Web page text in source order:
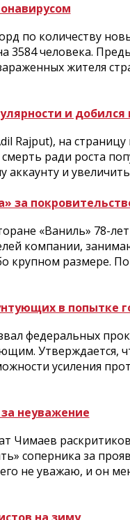
по количеству
3584 человека.
жителя
и добился
Rajput), на
ради роста
и
за
«Ваниль» 78-
компании,
размере.
в попытке
федеральных
Утверждается,
усиления
неуважение
Чимаев
соперника за
не уважаю, и он